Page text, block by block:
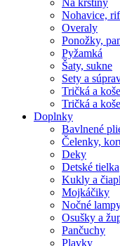
Na krstiny
Nohavice,
Overaly
Ponožky,
Pyžamká
Šaty, sukne
Sety a
Tričká a
Tričká a
Doplnky
Bavlnené
Čelenky,
Deky
Detské tielka
Kukly a
Mojkáčiky
Nočné
Osušky a
Pančuchy
Plavky